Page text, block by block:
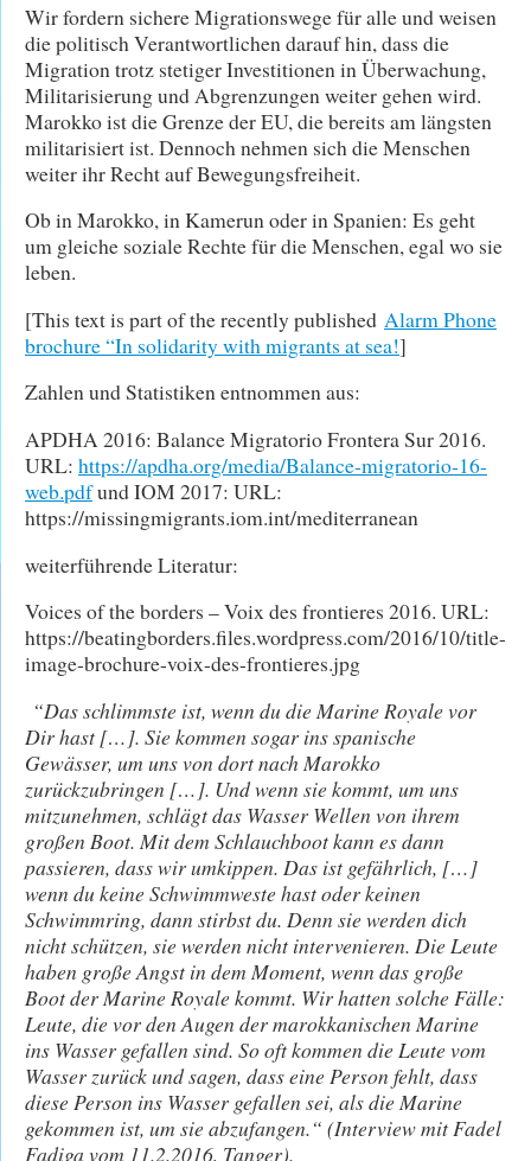
Wir fordern sichere Migrationswege für alle und weisen
die politisch Verantwortlichen darauf hin, dass die
Migration trotz stetiger Investitionen in Überwachung,
Militarisierung und Abgrenzungen weiter gehen wird.
Marokko ist die Grenze der EU, die bereits am längsten
militarisiert ist. Dennoch nehmen sich die Menschen
weiter ihr Recht auf Bewegungsfreiheit.
Ob in Marokko, in Kamerun oder in Spanien: Es geht
um gleiche soziale Rechte für die Menschen, egal wo sie
leben.
[This text is part of the recently published Alarm Phone
brochure “In solidarity with migrants at sea!]
Zahlen und Statistiken entnommen aus:
APDHA 2016: Balance Migratorio Frontera Sur 2016.
URL: https://apdha.org/media/Balance-migratorio-16-
web.pdfund IOM 2017: URL:
https://missingmigrants.iom.int/mediterranean
weiterführende Literatur:
Voices of the borders – Voix des frontieres 2016. URL:
https://beatingborders.files.wordpress.com/2016/10/title-
image-brochure-voix-des-frontieres.jpg
“Das schlimmste ist, wenn du die Marine Royale vor
Dir hast […]. Sie kommen sogar ins spanische
Gewässer, um uns von dort nach Marokko
zurückzubringen […]. Und wenn sie kommt, um uns
mitzunehmen, schlägt das Wasser Wellen von ihrem
großen Boot. Mit dem Schlauchboot kann es dann
passieren, dass wir umkippen. Das ist gefährlich, […]
wenn du keine Schwimmweste hast oder keinen
Schwimmring, dann stirbst du. Denn sie werden dich
nicht schützen, sie werden nicht intervenieren. Die Leute
haben große Angst in dem Moment, wenn das große
Boot der Marine Royale kommt. Wir hatten solche Fälle:
Leute, die vor den Augen der marokkanischen Marine
ins Wasser gefallen sind. So oft kommen die Leute vom
Wasser zurück und sagen, dass eine Person fehlt, dass
diese Person ins Wasser gefallen sei, als die Marine
gekommen ist, um sie abzufangen.“ (Interview mit Fadel
Fadiga vom 11.2.2016, Tanger).